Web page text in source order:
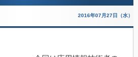
2016年07月27日（水）